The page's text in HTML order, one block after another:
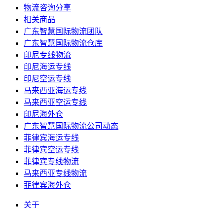
物流咨询分享
相关商品
广东智慧国际物流团队
广东智慧国际物流仓库
印尼专线物流
印尼海运专线
印尼空运专线
马来西亚海运专线
马来西亚空运专线
印尼海外仓
广东智慧国际物流公司动态
菲律宾海运专线
菲律宾空运专线
菲律宾专线物流
马来西亚专线物流
菲律宾海外仓
关于